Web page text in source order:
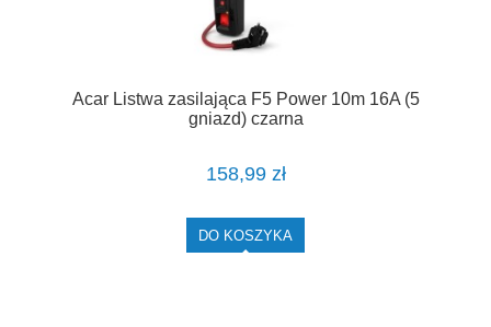
Acar Listwa zasilająca F5 Power 10m 16A (5
gniazd) czarna
158,99 zł
DO KOSZYKA